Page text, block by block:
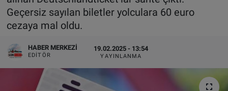
Geçersiz sayılan biletler yolculara 60 euro
cezaya mal oldu.
HABER MERKEZI
EDITÖR
19.02.2025 - 13:54
YAYINLANMA
BİLİM-TEKNOLOJİ
SAĞLIK
FOTO GALERİ
VIDEO GALERİ
Haber Arşivi